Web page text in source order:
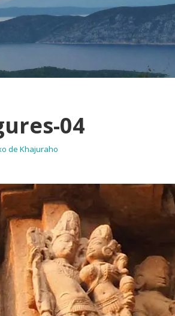
04
de Khajuraho